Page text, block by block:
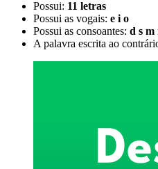
Possui: 11 letras
Possui as vogais: e i o
Possui as consoantes: d s m
A palavra escrita ao